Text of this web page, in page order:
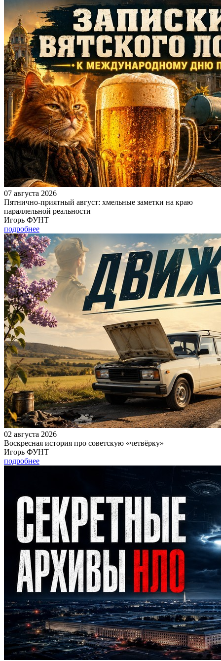
07 августа 2026
Пятнично-приятный август: хмельные заметки на краю
параллельной реальности
Игорь ФУНТ
подробнее
02 августа 2026
Воскресная история про советскую «четвёрку»
Игорь ФУНТ
подробнее